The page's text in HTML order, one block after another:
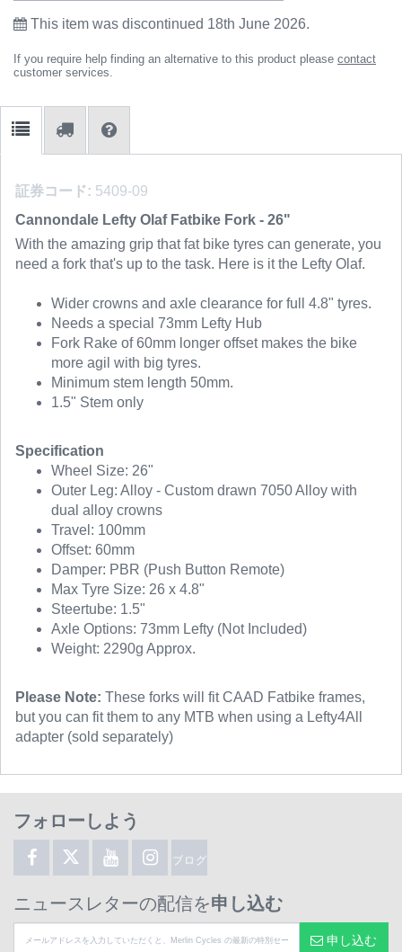
This item was discontinued 18th June 2026.
If you require help finding an alternative to this product please contact
customer services.
証券コード: 5409-09
Cannondale Lefty Olaf Fatbike Fork - 26"
With the amazing grip that fat bike tyres can generate, you
need a fork that's up to the task. Here is it the Lefty Olaf.
Wider crowns and axle clearance for full 4.8" tyres.
Needs a special 73mm Lefty Hub
Fork Rake of 60mm longer offset makes the bike
more agil with big tyres.
Minimum stem length 50mm.
1.5" Stem only
Specification
Wheel Size: 26"
Outer Leg: Alloy - Custom drawn 7050 Alloy with
dual alloy crowns
Travel: 100mm
Offset: 60mm
Damper: PBR (Push Button Remote)
Max Tyre Size: 26 x 4.8"
Steertube: 1.5"
Axle Options: 73mm Lefty (Not Included)
Weight: 2290g Approx.
Please Note: These forks will fit CAAD Fatbike frames,
but you can fit them to any MTB when using a Lefty4All
adapter (sold separately)
フォローしよう
ブログ
ニュースレターの配信を申し込む
申し込む